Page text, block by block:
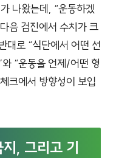
나왔는데, “운동하겠
음 검진에서 수치가 크
대로 “식단에서 어떤 선
“운동을 언제/어떤 형
크에서 방향성이 보입
, 그리고 기